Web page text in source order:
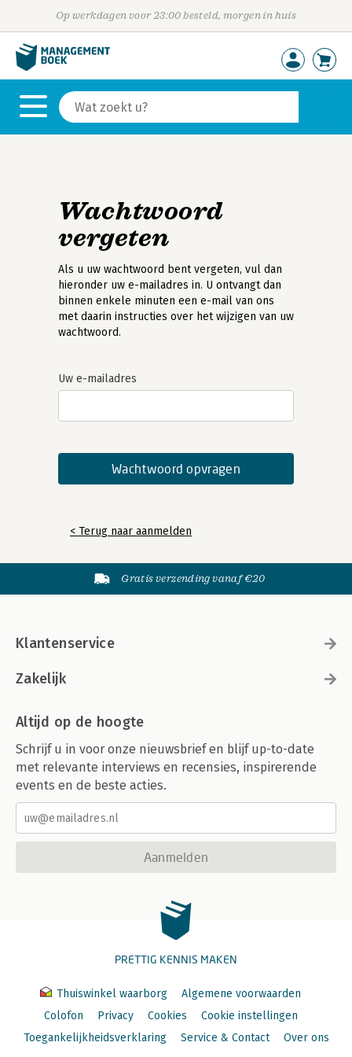
Op werkdagen voor 23:00 besteld, morgen in huis
Wachtwoord
vergeten
Als u uw wachtwoord bent vergeten, vul dan
hieronder uw e-mailadres in. U ontvangt dan
binnen enkele minuten een e-mail van ons
met daarin instructies over het wijzigen van uw
wachtwoord.
Uw e-mailadres
< Terug naar aanmelden
Gratis verzending vanaf €20
Klantenservice
Zakelijk
Altijd op de hoogte
Schrijf u in voor onze nieuwsbrief en blijf up-to-date
met relevante interviews en recensies, inspirerende
events en de beste acties.
Aanmelden
PRETTIG KENNIS MAKEN
Thuiswinkel waarborg
Algemene voorwaarden
Colofon
Privacy Cookies
Cookie instellingen
Toegankelijkheidsverklaring
Service & Contact Over ons